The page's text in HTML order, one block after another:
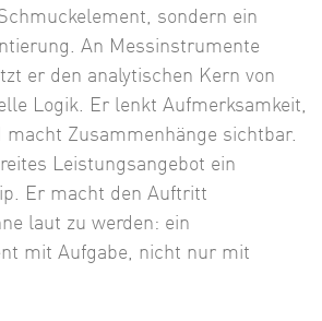
sondern ein
An Messinstrumente
er den analytischen Kern von
Logik. Er lenkt Aufmerksamkeit,
macht Zusammenhänge sichtbar.
Leistungsangebot ein
Er macht den Auftritt
laut zu werden: ein
mit Aufgabe, nicht nur mit